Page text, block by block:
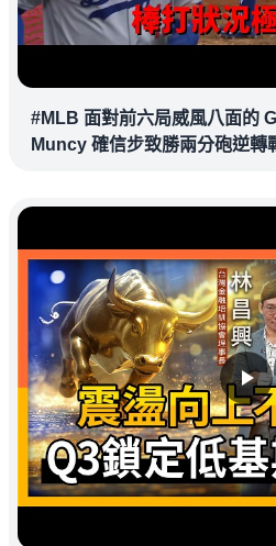
#MLB 面對前六局威風八面的
Muncy 確信步致勝兩分砲逆轉